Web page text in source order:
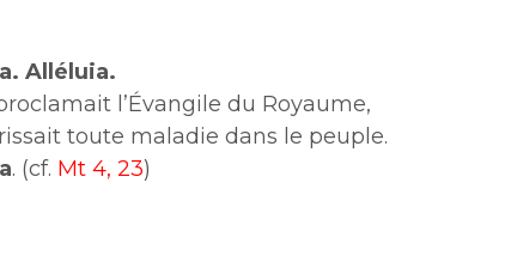
Alléluia.
l’Évangile du Royaume,
toute maladie dans le peuple.
. (cf. Mt 4, 23)